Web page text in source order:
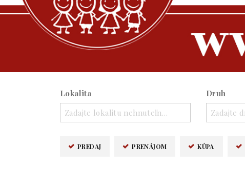
Lokalita
Zadajte lokalitu nehnuteľnosti ..
Druh
Zadajte
PREDAJ PRENÁJOM KÚPA